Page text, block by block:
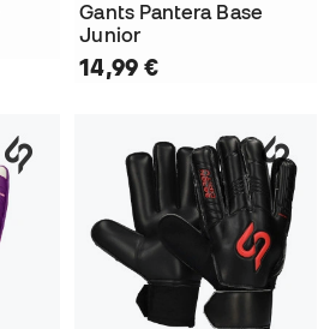
Gants Pantera Base
Junior
14,99 €